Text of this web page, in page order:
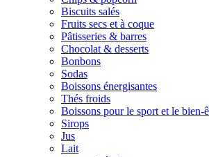
Biscuits salés
Fruits secs et à coque
Pâtisseries & barres
Chocolat & desserts
Bonbons
Sodas
Boissons énergisantes
Thés froids
Boissons pour le sport et le bien-
Sirops
Jus
Lait